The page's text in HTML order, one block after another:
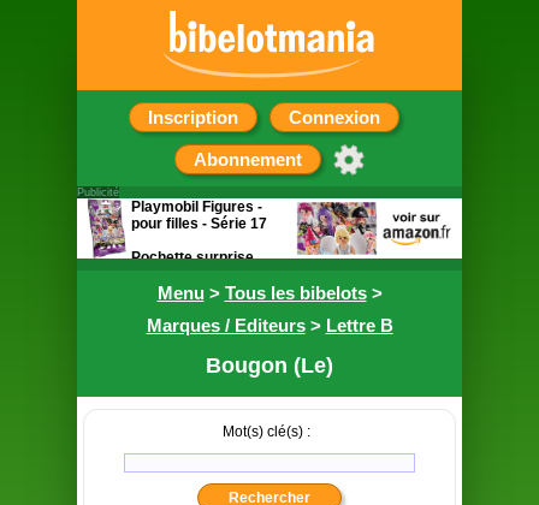
Inscription Connexion
Abonnement
Menu> Tous les bibelots>
Marques / Editeurs> Lettre B
Bougon (Le)
Mot(s) clé(s) :
Publicité
Playmobil Figures -
pour filles - Série 17
Pochette surprise